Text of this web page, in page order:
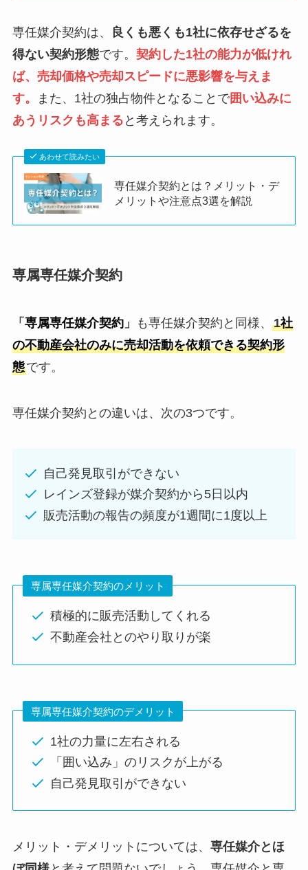
専任媒介契約は、
良くも悪くも1社に依存せざるを
得ない契約形態です。 契約した1社の能力が低けれ
ば、売却価格や売却スピードに悪影響を与えま
す。
また、1社の独占物件となることで囲い込みに
あうリスクも高まる と考えられます。
あわせて読みたい
専任媒介契約とは？メリット・デ
メリットや注意点3選を解説
専属専任媒介契約
「 専属専任媒介契約」 も専任媒介契約と同様、 1社
の不動産会社のみに売却活動を依頼できる契約形
態です。
専任媒介契約との違いは、次の3つです。
自己発見取引ができない
レインズ登録が媒介契約から5日以内
販売活動の報告の頻度が1週間に1度以上
専属専任媒介契約のメリット
積極的に販売活動してくれる
不動産会社とのやり取りが楽
専属専任媒介契約のデメリット
1社の力量に左右される
「囲い込み」のリスクが上がる
自己発見取引ができない
メリット・デメリットについては、 専任媒介とほ